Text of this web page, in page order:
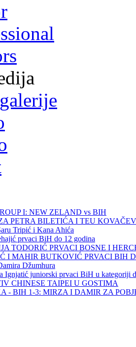
I: NEW ZELAND vs BIH
PETRA BILETIĆA I TEU
Tripić i Kana Ahića
prvaci BiH do 12 godina
TODORIĆ PRVACI BOSNE I
I MAHIR BUTKOVIĆ PRVACI BIH
Džumhura
Ignjatić juniorski prvaci BiH u kategoriji
CHINESE TAIPEI U GOSTIMA
- BIH 1-3: MIRZA I DAMIR ZA